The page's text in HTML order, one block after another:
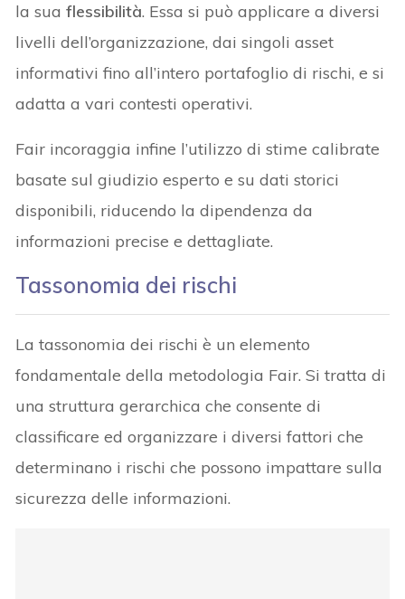
la suaflessibilità. Essa si può applicare a diversi
livelli dell’organizzazione, dai singoli asset
informativi fino all’intero portafoglio di rischi, e si
adatta a vari contesti operativi.
Fair incoraggia infine l’utilizzo di stime calibrate
basate sul giudizio esperto e su dati storici
disponibili, riducendo la dipendenza da
informazioni precise e dettagliate.
Tassonomia dei rischi
La tassonomia dei rischi è un elemento
fondamentale della metodologia Fair. Si tratta di
una struttura gerarchica che consente di
classificare ed organizzare i diversi fattori che
determinano i rischi che possono impattare sulla
sicurezza delle informazioni.